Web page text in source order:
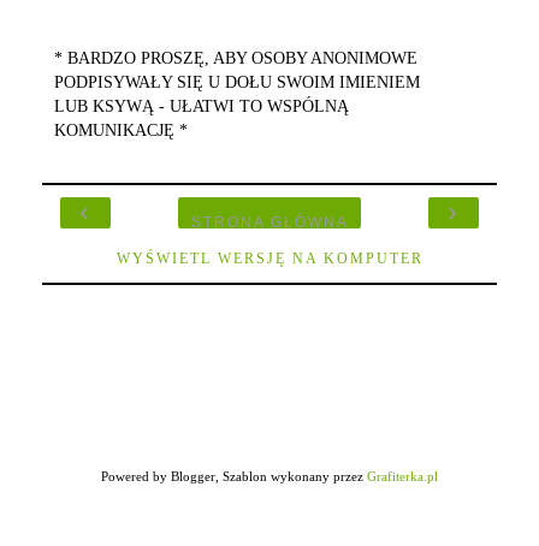
* BARDZO PROSZĘ, ABY OSOBY ANONIMOWE
PODPISYWAŁY SIĘ U DOŁU SWOIM IMIENIEM
LUB KSYWĄ - UŁATWI TO WSPÓLNĄ
KOMUNIKACJĘ *
‹ ›
STRONA GŁÓWNA
WYŚWIETL WERSJĘ NA KOMPUTER
Powered by Blogger, Szablon wykonany przez Grafiterka.pl